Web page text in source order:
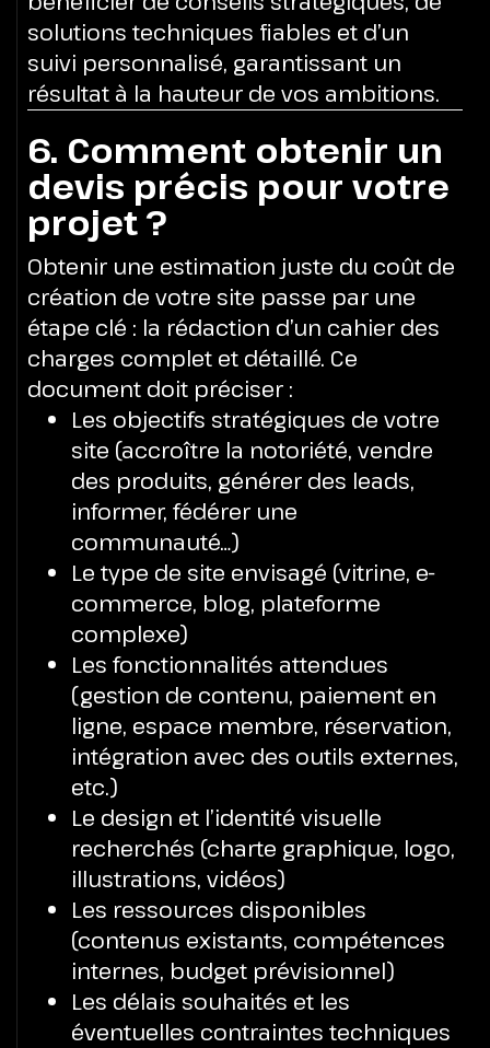
solutions techniques fiables et d’un
suivi personnalisé, garantissant un
résultat à la hauteur de vos ambitions.
6. Comment obtenir un
devis précis pour votre
projet ?
Obtenir une estimation juste du coût de
création de votre site passe par une
étape clé : la rédaction d’un cahier des
charges complet et détaillé. Ce
document doit préciser :
Les objectifs stratégiques de votre
site (accroître la notoriété, vendre
des produits, générer des leads,
informer, fédérer une
communauté…)
Le type de site envisagé (vitrine, e-
commerce, blog, plateforme
complexe)
Les fonctionnalités attendues
(gestion de contenu, paiement en
ligne, espace membre, réservation,
intégration avec des outils externes,
etc.)
Le design et l’identité visuelle
recherchés (charte graphique, logo,
illustrations, vidéos)
Les ressources disponibles
(contenus existants, compétences
internes, budget prévisionnel)
Les délais souhaités et les
éventuelles contraintes techniques